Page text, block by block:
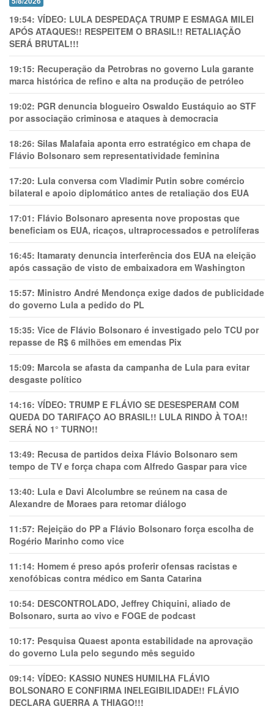
19:54: VÍDEO: LULA DESPEDAÇA TRUMP E ESMAGA MILEI
APÓS ATAQUES!! RESPEITEM O BRASIL!! RETALIAÇÃO
SERÁ BRUTAL!!!
19:15: Recuperação da Petrobras no governo Lula garante
marca histórica de refino e alta na produção de petróleo
19:02: PGR denuncia blogueiro Oswaldo Eustáquio ao STF
por associação criminosa e ataques à democracia
18:26: Silas Malafaia aponta erro estratégico em chapa de
Flávio Bolsonaro sem representatividade feminina
17:20: Lula conversa com Vladimir Putin sobre comércio
bilateral e apoio diplomático antes de retaliação dos EUA
17:01: Flávio Bolsonaro apresenta nove propostas que
beneficiam os EUA, ricaços, ultraprocessados e petrolíferas
16:45: Itamaraty denuncia interferência dos EUA na eleição
após cassação de visto de embaixadora em Washington
15:57: Ministro André Mendonça exige dados de publicidade
do governo Lula a pedido do PL
15:35: Vice de Flávio Bolsonaro é investigado pelo TCU por
repasse de R$ 6 milhões em emendas Pix
15:09: Marcola se afasta da campanha de Lula para evitar
desgaste político
14:16: VÍDEO: TRUMP E FLÁVIO SE DESESPERAM COM
QUEDA DO TARIFAÇO AO BRASIL!! LULA RINDO À TOA!!
SERÁ NO 1° TURNO!!
13:49: Recusa de partidos deixa Flávio Bolsonaro sem
tempo de TV e força chapa com Alfredo Gaspar para vice
13:40: Lula e Davi Alcolumbre se reúnem na casa de
Alexandre de Moraes para retomar diálogo
11:57: Rejeição do PP a Flávio Bolsonaro força escolha de
Rogério Marinho como vice
11:14: Homem é preso após proferir ofensas racistas e
xenofóbicas contra médico em Santa Catarina
10:54: DESCONTROLADO, Jeffrey Chiquini, aliado de
Bolsonaro, surta ao vivo e FOGE de podcast
10:17: Pesquisa Quaest aponta estabilidade na aprovação
do governo Lula pelo segundo mês seguido
09:14: VÍDEO: KASSIO NUNES HUMlLHA FLÁVIO
BOLSONARO E CONFIRMA INELEGIBILIDADE!! FLÁVIO
DECLARA GUERRA A THIAGO!!!